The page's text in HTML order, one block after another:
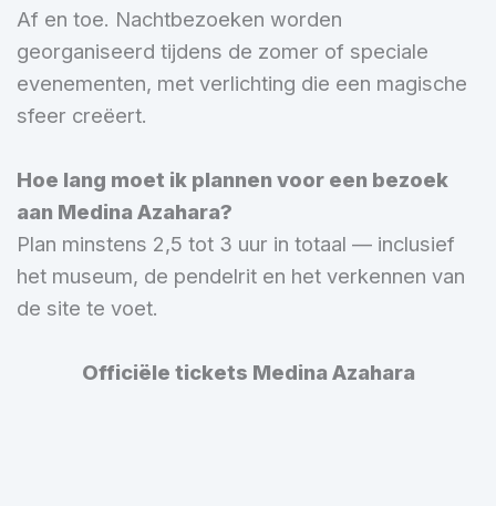
Af en toe. Nachtbezoeken worden
georganiseerd tijdens de zomer of speciale
evenementen, met verlichting die een magische
sfeer creëert.
Hoe lang moet ik plannen voor een bezoek
aan Medina Azahara?
Plan minstens 2,5 tot 3 uur in totaal — inclusief
het museum, de pendelrit en het verkennen van
de site te voet.
Officiële tickets Medina Azahara